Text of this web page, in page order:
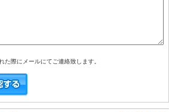
際にメールにてご連絡致します。